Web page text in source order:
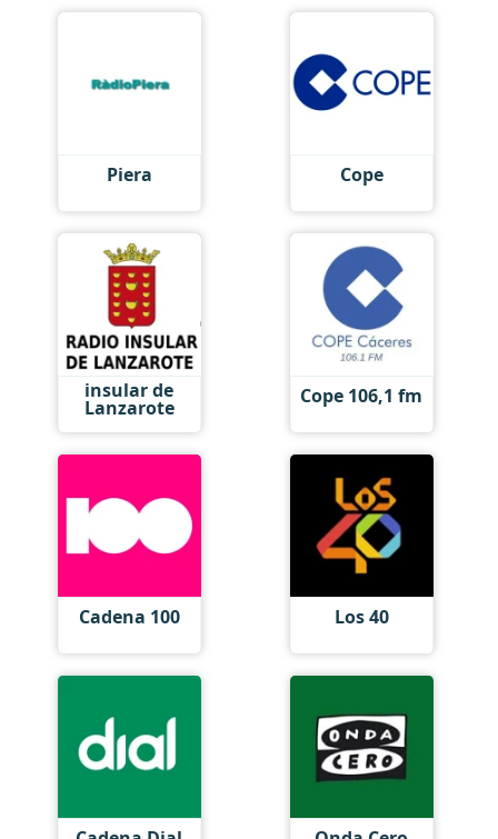
Piera Cope
insular de
Lanzarote Cope 106,1 fm
Cadena 100 Los 40